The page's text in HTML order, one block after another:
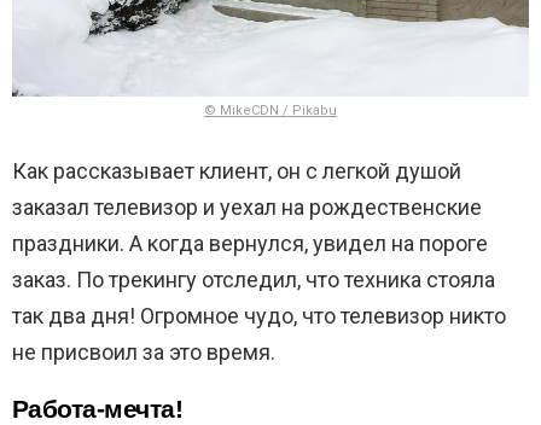
© MikeCDN / Pikabu
Как рассказывает клиент, он с легкой душой
заказал телевизор и уехал на рождественские
праздники. А когда вернулся, увидел на пороге
заказ. По трекингу отследил, что техника стояла
так два дня! Огромное чудо, что телевизор никто
не присвоил за это время.
Работа-мечта!